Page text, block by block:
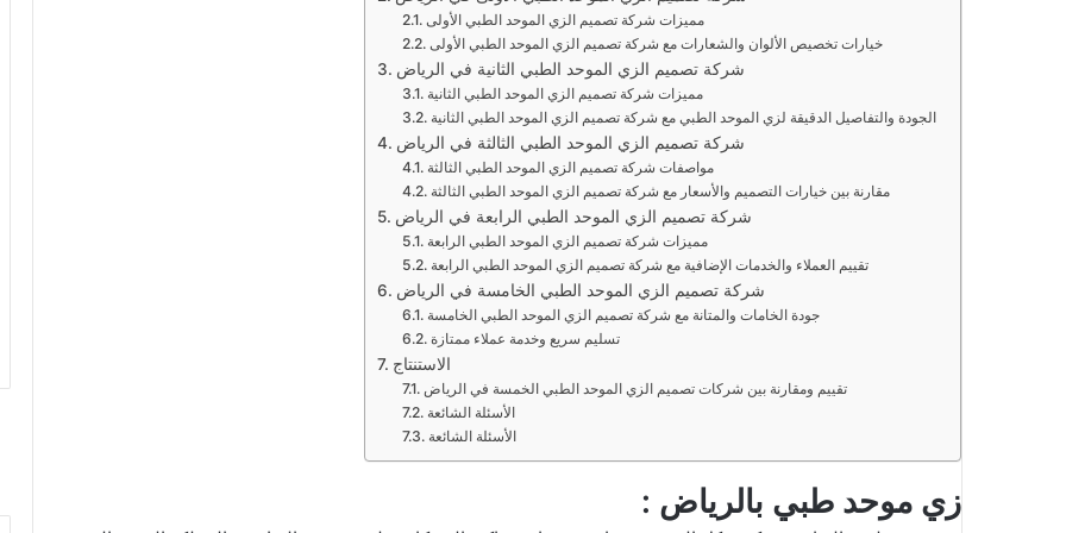
مميزات شركة تصميم الزي الموحد الطبي الأولى
خيارات تخصيص الألوان والشعارات مع شركة تصميم الزي الموحد الطبي الأولى
شركة تصميم الزي الموحد الطبي الثانية في الرياض
مميزات شركة تصميم الزي الموحد الطبي الثانية
الجودة والتفاصيل الدقيقة لزي الموحد الطبي مع شركة تصميم الزي الموحد الطبي الثانية
شركة تصميم الزي الموحد الطبي الثالثة في الرياض
مواصفات شركة تصميم الزي الموحد الطبي الثالثة
مقارنة بين خيارات التصميم والأسعار مع شركة تصميم الزي الموحد الطبي الثالثة
شركة تصميم الزي الموحد الطبي الرابعة في الرياض
مميزات شركة تصميم الزي الموحد الطبي الرابعة
تقييم العملاء والخدمات الإضافية مع شركة تصميم الزي الموحد الطبي الرابعة
شركة تصميم الزي الموحد الطبي الخامسة في الرياض
جودة الخامات والمتانة مع شركة تصميم الزي الموحد الطبي الخامسة
تسليم سريع وخدمة عملاء ممتازة
الاستنتاج
تقييم ومقارنة بين شركات تصميم الزي الموحد الطبي الخمسة في الرياض
الأسئلة الشائعة
الأسئلة الشائعة
زي موحد طبي بالرياض :